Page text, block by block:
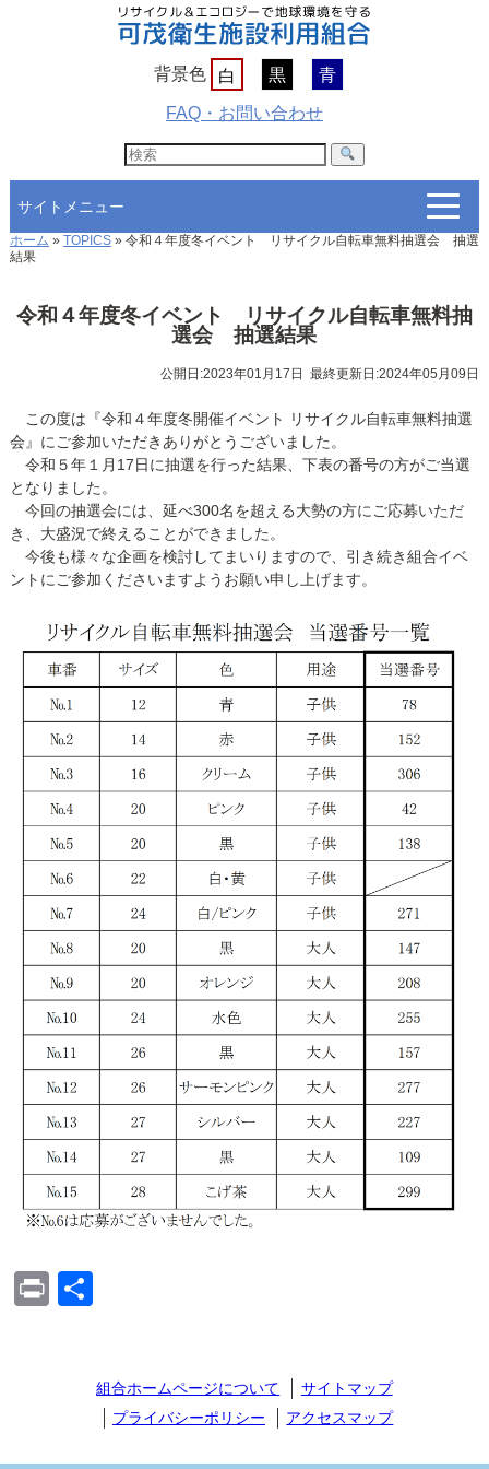
背景色 白 黒 青
FAQ・お問い合わせ
組合について
情報公開
入札・契約情報
関係者の方へ
ホーム » TOPICS» 令和４年度冬イベント リサイクル自転車無料抽選会 抽選
結果
令和４年度冬イベント リサイクル自転車無料抽
選会 抽選結果
公開日:2023年01月17日 最終更新日:2024年05月09日
この度は『令和４年度冬開催イベント リサイクル自転車無料抽選
会』にご参加いただきありがとうございました。
令和５年１月17日に抽選を行った結果、下表の番号の方がご当選
となりました。
今回の抽選会には、延べ300名を超える大勢の方にご応募いただ
き、大盛況で終えることができました。
今後も様々な企画を検討してまいりますので、引き続き組合イベ
ントにご参加くださいますようお願い申し上げます。
Print
組合ホームページについて
サイトマップ
プライバシーポリシー
アクセスマップ